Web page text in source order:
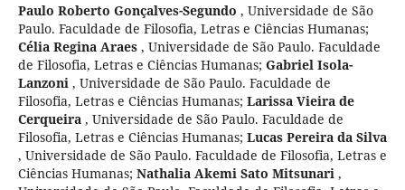
Paulo Roberto Gonçalves-Segundo , Universidade de São
Paulo. Faculdade de Filosofia, Letras e Ciências Humanas;
Célia Regina Araes , Universidade de São Paulo. Faculdade
de Filosofia, Letras e Ciências Humanas; Gabriel Isola-
Lanzoni , Universidade de São Paulo. Faculdade de
Filosofia, Letras e Ciências Humanas; Larissa Vieira de
Cerqueira , Universidade de São Paulo. Faculdade de
Filosofia, Letras e Ciências Humanas; Lucas Pereira da Silva
, Universidade de São Paulo. Faculdade de Filosofia, Letras e
Ciências Humanas; Nathalia Akemi Sato Mitsunari ,